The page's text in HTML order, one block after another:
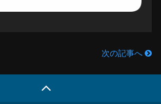
次の記事へ